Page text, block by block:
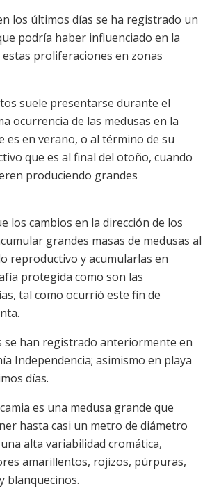
los últimos días se ha registrado un
podría haber influenciado en la
proliferaciones en zonas
suele presentarse durante el
ocurrencia de las medusas en la
es en verano, o al término de su
que es al final del otoño, cuando
produciendo grandes
los cambios en la dirección de los
grandes masas de medusas al
reproductivo y acumularlas en
protegida como son las
tal como ocurrió este fin de
se han registrado anteriormente en
Independencia; asimismo en playa
días.
es una medusa grande que
hasta casi un metro de diámetro
alta variabilidad cromática,
amarillentos, rojizos, púrpuras,
blanquecinos.